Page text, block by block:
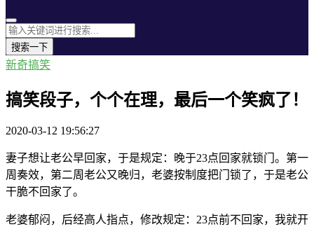
搜索一下
新奇搞笑
搞笑段子，个个在理，最后一个笑疯了！
2020-03-12 19:56:27
妻子想让老公早回家，于是规定：晚于23点回家就锁门。第一
周奏效，第二周老公又晚归，老婆按制度把门锁了，于是老公
干脆不回家了。
老婆郁闷，后经高人指点，修改规定：23点前不回家，我就开